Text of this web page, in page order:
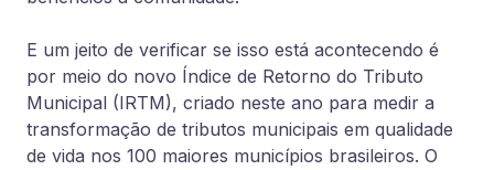
E um jeito de verificar se isso está acontecendo é
por meio do novo Índice de Retorno do Tributo
Municipal (IRTM), criado neste ano para medir a
transformação de tributos municipais em qualidade
de vida nos 100 maiores municípios brasileiros. O